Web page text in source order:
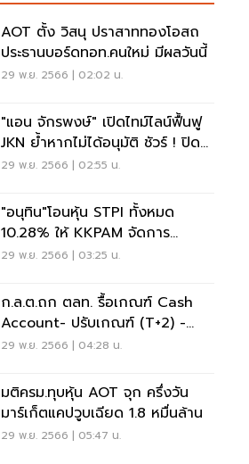
AOT ตั้ง วิสนุ ปราสาททองโอสถ
ประธานบอร์ดทอท.คนใหม่ มีผลวันนี้
29 พ.ย. 2566 | 02:02 น.
"แอน จักรพงษ์" เปิดไทม์ไลน์ฟื้นฟู
JKN ย้ำหากไม่ได้อนุมัติ ชัวร์ ! ปิด
กิจการ
29 พ.ย. 2566 | 02:55 น.
"อนุทิน"โอนหุ้น STPI ทั้งหมด
10.28% ให้ KKPAM จัดการ
ทรัพย์สิน
29 พ.ย. 2566 | 03:25 น.
ก.ล.ต.ถก ตลท. รื้อเกณฑ์ Cash
Account- ปรับเกณฑ์ (T+2) -
Cash Balance
29 พ.ย. 2566 | 04:28 น.
มติครม.ทุบหุ้น AOT จุก ครึ่งวัน
มาร์เก็ตแคปวูบเฉียด 1.8 หมื่นล้าน
29 พ.ย. 2566 | 05:47 น.